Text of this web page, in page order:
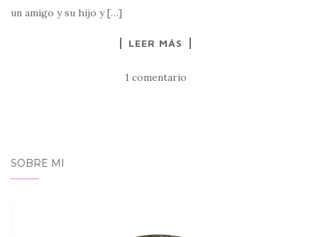
un amigo y su hijo y […]
LEER MÁS
1 comentario
SOBRE MI